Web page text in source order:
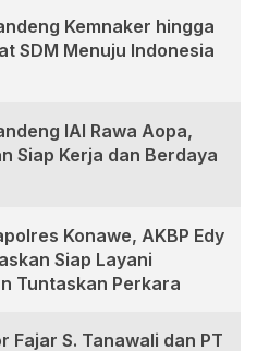
Kemnaker hingga
SDM Menuju Indonesia
IAI Rawa Aopa,
Siap Kerja dan Berdaya
Konawe, AKBP Edy
Siap Layani
Tuntaskan Perkara
Fajar S. Tanawali dan PT